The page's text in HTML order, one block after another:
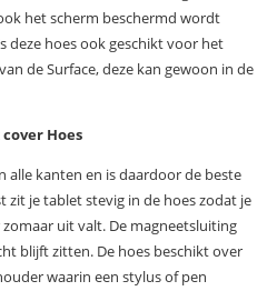
het scherm beschermd wordt
deze hoes ook geschikt voor het
de Surface, deze kan gewoon in de
Hoes
alle kanten en is daardoor de beste
zit je tablet stevig in de hoes zodat je
uit valt. De magneetsluiting
blijft zitten. De hoes beschikt over
waarin een stylus of pen